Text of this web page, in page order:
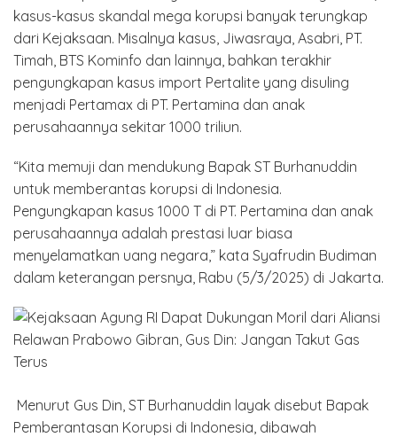
kasus-kasus skandal mega korupsi banyak terungkap
dari Kejaksaan. Misalnya kasus, Jiwasraya, Asabri, PT.
Timah, BTS Kominfo dan lainnya, bahkan terakhir
pengungkapan kasus import Pertalite yang disuling
menjadi Pertamax di PT. Pertamina dan anak
perusahaannya sekitar 1000 triliun.
“Kita memuji dan mendukung Bapak ST Burhanuddin
untuk memberantas korupsi di Indonesia.
Pengungkapan kasus 1000 T di PT. Pertamina dan anak
perusahaannya adalah prestasi luar biasa
menyelamatkan uang negara,” kata Syafrudin Budiman
dalam keterangan persnya, Rabu (5/3/2025) di Jakarta.
Menurut Gus Din, ST Burhanuddin layak disebut Bapak
Pemberantasan Korupsi di Indonesia, dibawah